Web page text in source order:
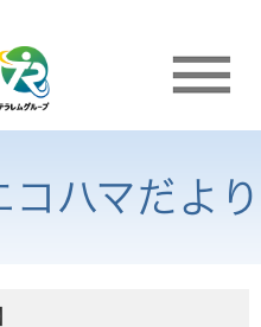
コハマだより